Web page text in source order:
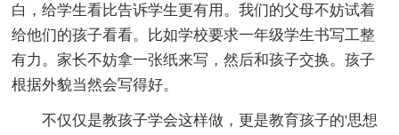
白，给学生看比告诉学生更有用。我们的父母不妨试着
给他们的孩子看看。比如学校要求一年级学生书写工整
有力。家长不妨拿一张纸来写，然后和孩子交换。孩子
根据外貌当然会写得好。
不仅仅是教孩子学会这样做，更是教育孩子的'思想